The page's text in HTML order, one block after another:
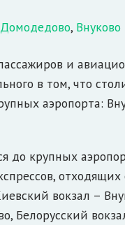
Домодедово, Внуково
и
в том, что
аэропорта:
до крупных
отходящих
вокзал –
Белорусский